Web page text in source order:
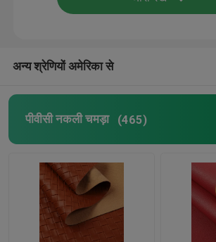
अन्य श्रेणियों अमेरिका से
पीवीसी नकली चमड़ा (465)